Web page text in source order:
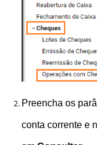
Preencha os
conta corrente e